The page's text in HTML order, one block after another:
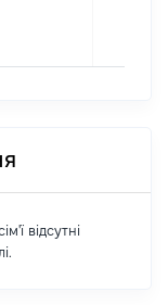
відсутні